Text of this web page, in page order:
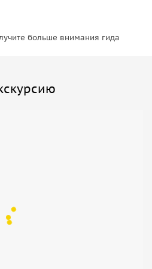
больше внимания гида